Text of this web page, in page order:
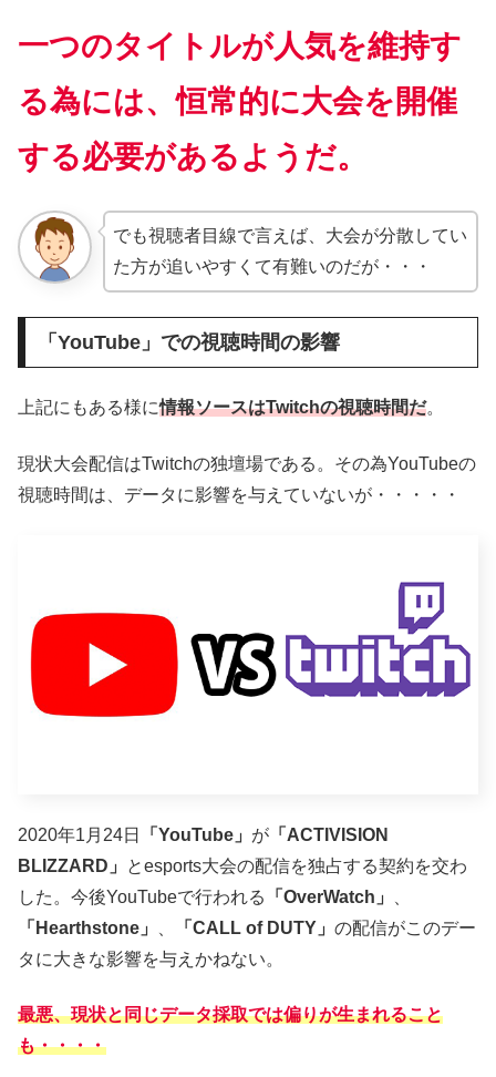
一つのタイトルが人気を維持す
る為には、恒常的に大会を開催
する必要があるようだ。
でも視聴者目線で言えば、大会が分散してい
た方が追いやすくて有難いのだが・・・
「YouTube」での視聴時間の影響
上記にもある様に情報ソースはTwitchの視聴時間だ。
現状大会配信はTwitchの独壇場である。その為YouTubeの
視聴時間は、データに影響を与えていないが・・・・・
2020年1月24日 「YouTube」 が 「ACTIVISION
BLIZZARD」
とesports大会の配信を独占する契約を交わ
した。今後YouTubeで行われる
「OverWatch」
「Hearthstone」
「CALL of DUTY」 の配信がこのデー
タに大きな影響を与えかねない。
最悪、現状と同じデータ採取では偏りが生まれること
も・・・・